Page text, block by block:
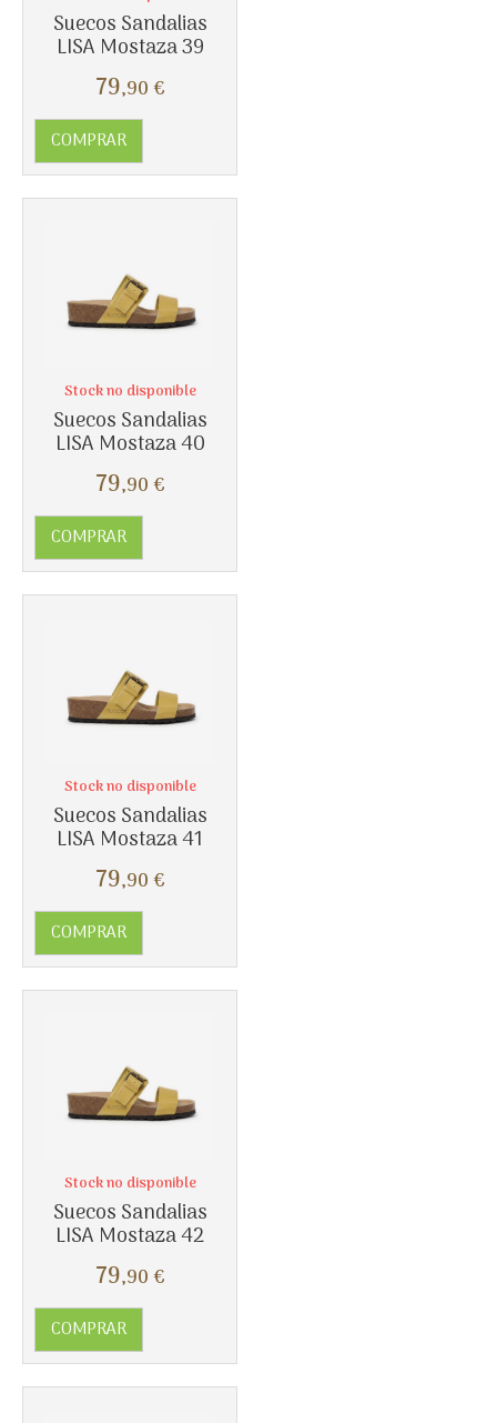
Suecos Sandalias
LISA Mostaza 39
79,90 €
COMPRAR
Suecos Sandalias
LISA Mostaza 40
79,90 €
Stock no disponible
COMPRAR
Suecos Sandalias
LISA Mostaza 41
79,90 €
Stock no disponible
COMPRAR
Suecos Sandalias
LISA Mostaza 42
79,90 €
Stock no disponible
COMPRAR